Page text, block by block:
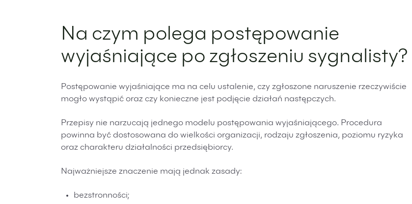
Na czym polega postępowanie
wyjaśniające po zgłoszeniu sygnalisty?
Postępowanie wyjaśniające ma na celu ustalenie, czy zgłoszone naruszenie rzeczywiście
mogło wystąpić oraz czy konieczne jest podjęcie działań następczych.
Przepisy nie narzucają jednego modelu postępowania wyjaśniającego. Procedura
powinna być dostosowana do wielkości organizacji, rodzaju zgłoszenia, poziomu ryzyka
oraz charakteru działalności przedsiębiorcy.
Najważniejsze znaczenie mają jednak zasady:
bezstronności;